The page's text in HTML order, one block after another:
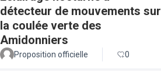
détecteur de mouvements sur
la coulée verte des
Amidonniers
Proposition officielle 0